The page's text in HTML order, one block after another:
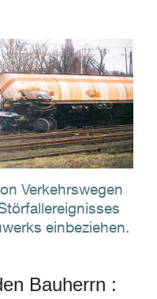
Verkehrswegen
einbeziehen.
Bauherrn :